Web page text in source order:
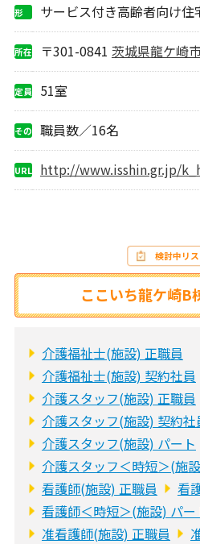
形
サービス付き高齢者向け住
所在
〒301-0841 茨城県龍ケ崎
定員 51室
その
職員数／16名
URL http://www.isshin.gr.jp/
ここいち龍ケ崎B
検討中リ
介護福祉士(施設) 正職員
介護福祉士(施設) 契約社員
介護スタッフ(施設) 正職員
介護スタッフ(施設) 契約社
介護スタッフ(施設) パート
介護スタッフ＜時短＞(施
看護師(施設) 正職員
看
看護師＜時短＞(施設) パー
准看護師(施設) 正職員